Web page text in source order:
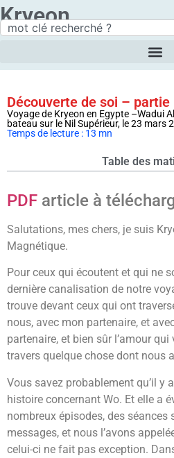
Kryeon
Découverte de soi – partie
Voyage de Kryeon en Egypte –Wadui
bateau sur le Nil Supérieur, le 23 mars
Temps de lecture : 13 mn
Table des
PDF article à
Salutations, mes chers, je suis
Magnétique.
Pour ceux qui écoutent et qui ne
dernière canalisation de notre
trouve devant ceux qui ont
nous, avec mon partenaire, et
partenaire, et bien sûr l’amour
travers quelque chose dont nous
Vous savez probablement qu’il y
histoire concernant Wo. Et elle a
nombreux épisodes, des séances
messages, et nous l’avons
celui-ci ne fait pas exception.